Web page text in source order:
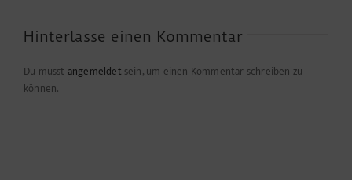
Hinterlasse einen Kommentar
Du musst angemeldet sein, um einen Kommentar schreiben zu
können.